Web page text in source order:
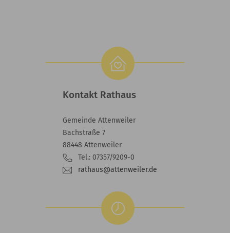
Kontakt Rathaus
Gemeinde Attenweiler
Bachstraße 7
88448 Attenweiler
Tel.: 07357/9209-0
rathaus@attenweiler.de